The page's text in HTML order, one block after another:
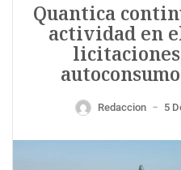
Quantica
actividad en
Redaccion — 5